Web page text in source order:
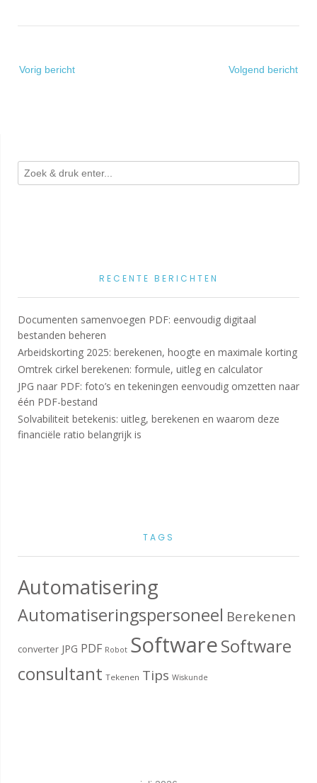
navigatie
Vorig bericht Volgend bericht
RECENTE BERICHTEN
Documenten samenvoegen PDF: eenvoudig digitaal
bestanden beheren
Arbeidskorting 2025: berekenen, hoogte en maximale korting
Omtrek cirkel berekenen: formule, uitleg en calculator
JPG naar PDF: foto’s en tekeningen eenvoudig omzetten naar
één PDF-bestand
Solvabiliteit betekenis: uitleg, berekenen en waarom deze
financiële ratio belangrijk is
TAGS
Automatisering
Automatiseringspersoneel Berekenen
converter JPG PDF Robot SoftwareSoftware
consultant Tekenen Tips Wiskunde